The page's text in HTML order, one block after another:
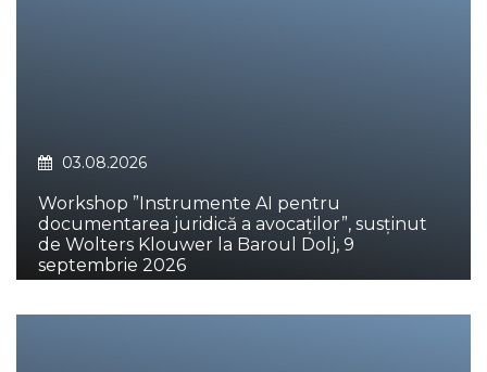
03.08.2026
Workshop ”Instrumente AI pentru
documentarea juridică a avocaților”, susținut
de Wolters Klouwer la Baroul Dolj, 9
septembrie 2026